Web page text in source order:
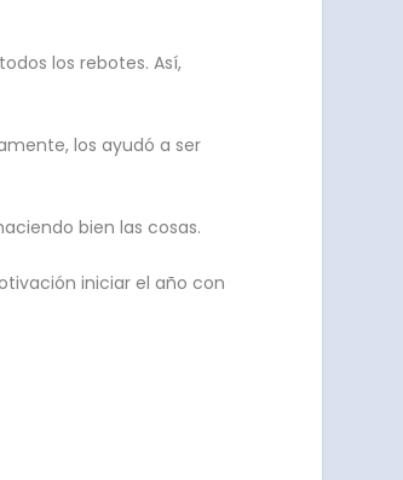
los rebotes. Así,
los ayudó a ser
bien las cosas.
iniciar el año con